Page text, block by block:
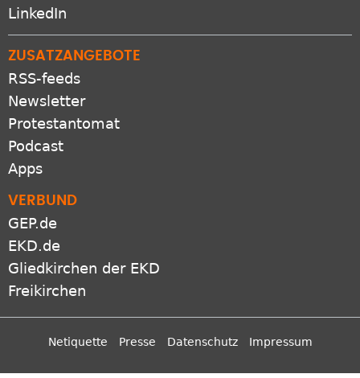
LinkedIn
ZUSATZANGEBOTE
RSS-feeds
Newsletter
Protestantomat
Podcast
Apps
VERBUND
GEP.de
EKD.de
Gliedkirchen der EKD
Freikirchen
Netiquette Presse Datenschutz Impressum